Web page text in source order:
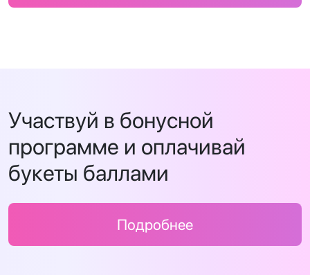
Участвуй в бонусной
программе и оплачивай
букеты баллами
Подробнее